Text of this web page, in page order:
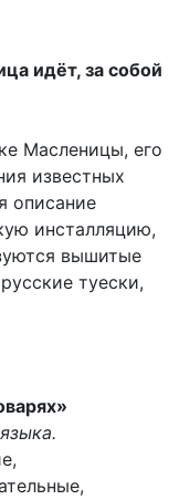
идёт, за собой
Масленицы, его
известных
описание
инсталляцию,
вышитые
туески,